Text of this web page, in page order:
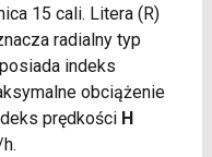
15 cali. Litera (R)
radialny typ
indeks
obciążenie
prędkości H